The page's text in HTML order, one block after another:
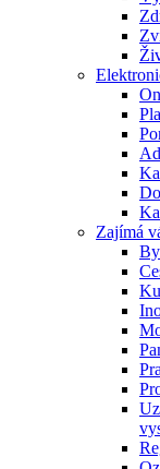
Zajímá